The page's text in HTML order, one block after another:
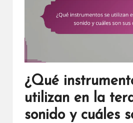
¿Qué
utilizan en la
sonido y cuáles